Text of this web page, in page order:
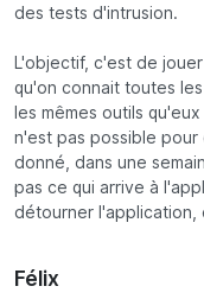
des tests d'intrusion.
L'objectif, c'est de
qu'on connait toutes
les mêmes outils
n'est pas possible pour
donné, dans une
pas ce qui arrive à
détourner l'application,
Félix